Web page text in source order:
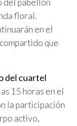
del pabellón
floral.
en el
que
del cuartel
15 horas en el
la participación
activo,